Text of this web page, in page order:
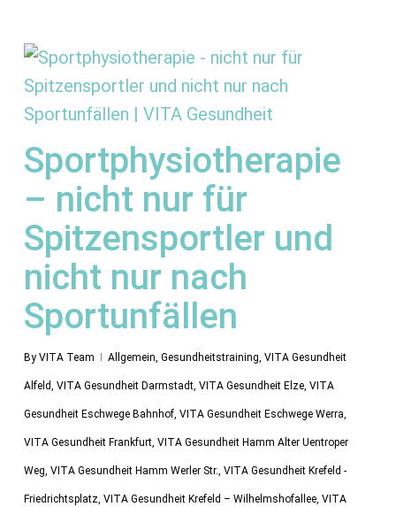
Sportphysiotherapie
– nicht nur für
Spitzensportler und
nicht nur nach
Sportunfällen
By VITA Team Allgemein, Gesundheitstraining, VITA Gesundheit
Alfeld, VITA Gesundheit Darmstadt, VITA Gesundheit Elze, VITA
Gesundheit Eschwege Bahnhof, VITA Gesundheit Eschwege Werra,
VITA Gesundheit Frankfurt, VITA Gesundheit Hamm Alter Uentroper
Weg, VITA Gesundheit Hamm Werler Str., VITA Gesundheit Krefeld -
Friedrichtsplatz, VITA Gesundheit Krefeld – Wilhelmshofallee, VITA